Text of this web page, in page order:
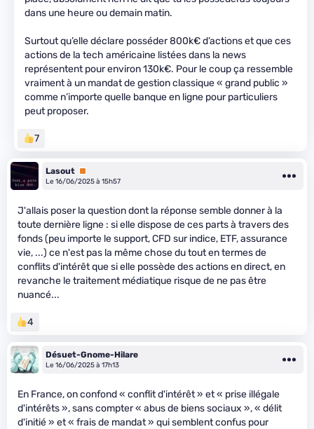
dans une heure ou demain matin.
Surtout qu’elle déclare posséder 800k€ d’actions et que ces
actions de la tech américaine listées dans la news
représentent pour environ 130k€. Pour le coup ça ressemble
vraiment à un mandat de gestion classique « grand public »
comme n’importe quelle banque en ligne pour particuliers
peut proposer.
7
Lasout Premium
Le 16/06/2025 à 15h57
J'allais poser la question dont la réponse semble donner à la
toute dernière ligne : si elle dispose de ces parts à travers des
fonds (peu importe le support, CFD sur indice, ETF, assurance
vie, ...) ce n'est pas la même chose du tout en termes de
conflits d'intérêt que si elle possède des actions en direct, en
revanche le traitement médiatique risque de ne pas être
nuancé...
4
Désuet-Gnome-Hilare
Le 16/06/2025 à 17h13
En France, on confond « conflit d'intérêt » et « prise illégale
d'intérêts », sans compter « abus de biens sociaux », « délit
d'initié » et « frais de mandat » qui semblent confus pour